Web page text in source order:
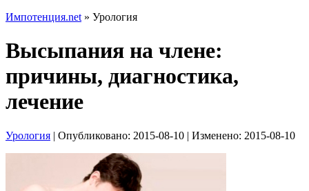
Импотенция.net » Урология
Высыпания на члене:
причины, диагностика,
лечение
Урология | Опубликовано: 2015-08-10 | Изменено: 2015-08-10